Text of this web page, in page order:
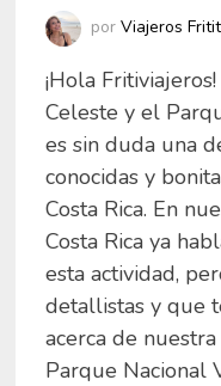
por Viajeros
¡Hola
Celeste y el
es sin duda una
conocidas y
Costa Rica. En
Costa Rica ya
esta actividad,
detallistas y que
acerca de
Parque Nacional